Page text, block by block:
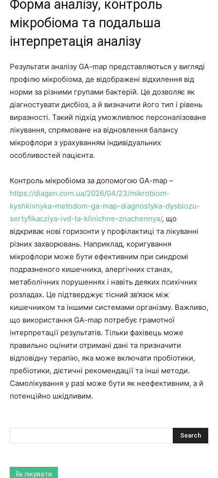
Форма аналізу, контроль
мікробіома та подальша
інтерпретація аналізу
Результати аналізу GA-map представляються у вигляді
профілю мікробіома, де відображені відхилення від
норми за різними групами бактерій. Це дозволяє як
діагностувати дисбіоз, а й визначити його тип і рівень
виразності. Такий підхід уможливлює персоналізоване
лікування, спрямоване на відновлення балансу
мікрофлори з урахуванням індивідуальних
особливостей пацієнта.
Контроль мікробіома за допомогою GA-map –
https://diagen.com.ua/2026/04/23/mikrobiom-
kyshkivnyka-metodom-ga-map-diagnostyka-dysbiozu-
sertyfikacziya-ivd-ta-klinichne-znachennya/, що
відкриває нові горизонти у профілактиці та лікуванні
різних захворювань. Наприклад, коригування
мікрофлори може бути ефективним при синдромі
подразненого кишечника, алергічних станах,
метаболічних порушеннях і навіть деяких психічних
розладах. Це підтверджує тісний зв’язок між
кишечником та іншими системами організму. Важливо,
що використання GA-map потребує грамотної
інтерпретації результатів. Тільки фахівець може
правильно оцінити отримані дані та призначити
відповідну терапію, яка може включати пробіотики,
пребіотики, дієтичні рекомендації та інші методи.
Самолікування у разі може бути як неефективним, а й
потенційно шкідливим.
Як лікувати